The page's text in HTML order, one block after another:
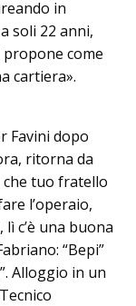
in
soli 22 anni,
come
cartiera».
Favini dopo
ritorna da
che tuo fratello
l’operaio,
c’è una buona
“Bepi”
Alloggio in un